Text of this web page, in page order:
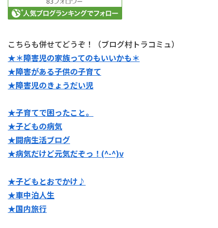
こちらも併せてどうぞ！（ブログ村トラコミュ）
★＊障害児の家族ってのもいいかも＊
★障害がある子供の子育て
★障害児のきょうだい児
★子育てで困ったこと。
★子どもの病気
★闘病生活ブログ
★病気だけど元気だぞっ！(^-^)v
★子どもとおでかけ♪
★車中泊人生
★国内旅行